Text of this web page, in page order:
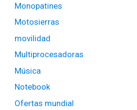
Monopatines
Motosierras
movilidad
Multiprocesadoras
Música
Notebook
Ofertas mundial